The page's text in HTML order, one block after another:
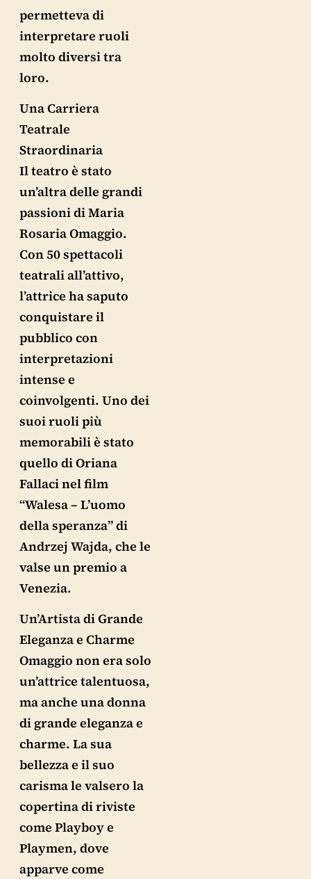
permetteva di
interpretare ruoli
molto diversi tra
loro.
Una Carriera
Teatrale
Straordinaria
Il teatro è stato
un’altra delle grandi
passioni di Maria
Rosaria Omaggio.
Con 50 spettacoli
teatrali all’attivo,
l’attrice ha saputo
conquistare il
pubblico con
interpretazioni
intense e
coinvolgenti. Uno dei
suoi ruoli più
memorabili è stato
quello di Oriana
Fallaci nel film
“Walesa – L’uomo
della speranza” di
Andrzej Wajda, che le
valse un premio a
Venezia.
Un’Artista di Grande
Eleganza e Charme
Omaggio non era solo
un’attrice talentuosa,
ma anche una donna
di grande eleganza e
charme. La sua
bellezza e il suo
carisma le valsero la
copertina di riviste
come Playboy e
Playmen, dove
apparve come